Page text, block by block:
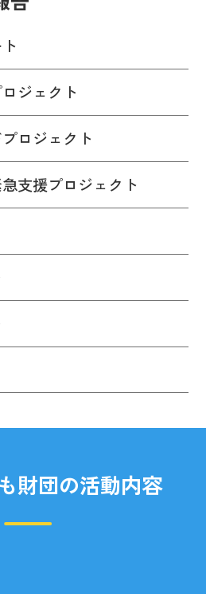
ジェクト
ロジェクト
支援プロジェクト
財団の活動内容